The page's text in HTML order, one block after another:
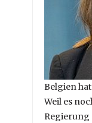
Belgien
Weil es
Regierung